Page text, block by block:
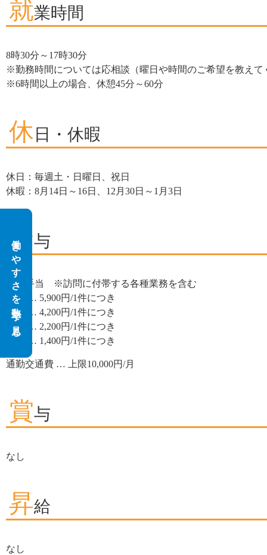
就業時間
8時30分～17時30分
※勤務時間については応相談（曜日や時間のご希望を教えて
※6時間以上の場合、休憩45分～60分
休 日・休暇
休日：毎週土・日曜日、祝日
休暇：8月14日～16日、12月30日～1月3日
給与
訪問手当 ※訪問に付帯する各種業務を含む
90分 … 5,900円/1件につき
60分 … 4,200円/1件につき
30分 … 2,200円/1件につき
20分 … 1,400円/1件につき
通勤交通費 … 上限10,000円/月
賞与
なし
昇給
なし
働きやすさを数字で見る
働きやすさを数字で見る